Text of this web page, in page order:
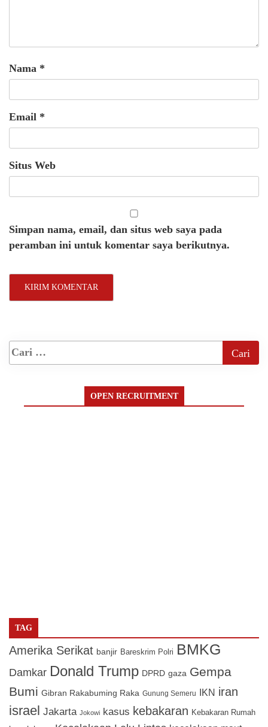
Nama *
Email *
Situs Web
Simpan nama, email, dan situs web saya pada
peramban ini untuk komentar saya berikutnya.
OPEN RECRUITMENT
TAG
Amerika Serikat banjir Bareskrim Polri BMKG
Damkar Donald Trump DPRD gaza Gempa
Bumi Gibran Rakabuming Raka Gunung Semeru IKN iran
israel Jakarta Jokowi kasus kebakaran Kebakaran Rumah